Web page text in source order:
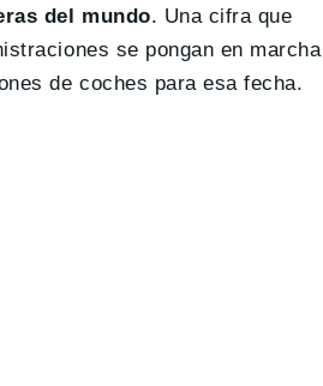
del mundo. Una cifra que
se pongan en marcha
de coches para esa fecha.